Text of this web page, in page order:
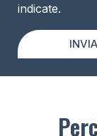
indicate.